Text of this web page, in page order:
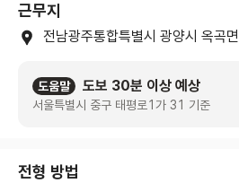
근무지
전남광주통합특별시 광양시 옥곡면
도움말 도보 30분 이상 예상
서울특별시 중구 태평로1가 31 기준
전형 방법